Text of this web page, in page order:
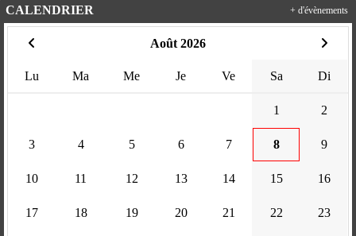
CALENDRIER
Août 2026
Lu Ma Me Je Ve Sa Di
1 2
3 4 5 6 7 8 9
10 11 12 13 14 15 16
17 18 19 20 21 22 23
+ d'évènements